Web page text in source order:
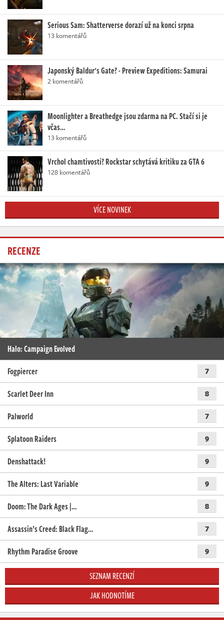
Serious Sam: Shatterverse dorazí už na konci srpna
13 komentářů
Japonský Baldur's Gate? - Preview Expeditions: Samurai
2 komentářů
Moonlighter a Breathedge jsou zdarma na PC. Stačí si je
včas…
13 komentářů
Vrchol chamtivosti? Rockstar schytává kritiku za GTA 6
128 komentářů
VÍCE NOVINEK
RECENZE
Halo: Campaign Evolved
Fogpiercer
7
Scarlet Deer Inn 8
Palworld 7
Splatoon Raiders 9
Denshattack! 9
The Alters: Last Variable 9
Doom: The Dark Ages |… 8
Assassin’s Creed: Black Flag… 7
Rhythm Paradise Groove 9
SEZNAM RECENZÍ
JAK HODNOTÍME